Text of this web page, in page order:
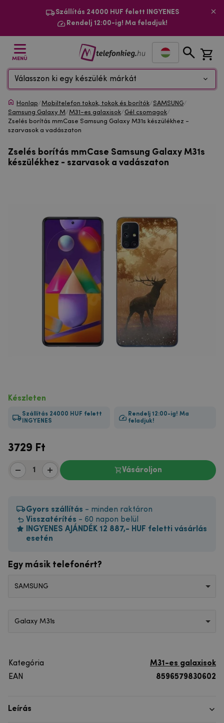
Szállítás 24000 HUF felett INGYENES
Rendelj 12:00-ig! Ma feladjuk!
MENÜ
Válasszon ki egy készülék márkát
Honlap/Mobiltelefon tokok, tokok és borítók/SAMSUNG/
Samsung Galaxy M/M31-es galaxisok/Gél csomagok/
Zselés borítás mmCase Samsung Galaxy M31s készülékhez -
szarvasok a vadászaton
Zselés borítás mmCase Samsung Galaxy M31s
készülékhez - szarvasok a vadászaton
Készleten
Szállítás 24000 HUF felett
INGYENES
Rendelj 12:00-ig! Ma
feladjuk!
3729 Ft
Vásároljon
Gyors szállítás - minden raktáron
Visszatérítés - 60 napon belül
INGYENES AJÁNDÉK 12 887,- HUF feletti vásárlás
esetén
Egy másik telefonért?
SAMSUNG
Galaxy M31s
Kategória
M31-es galaxisok
EAN
8596579830602
Leírás